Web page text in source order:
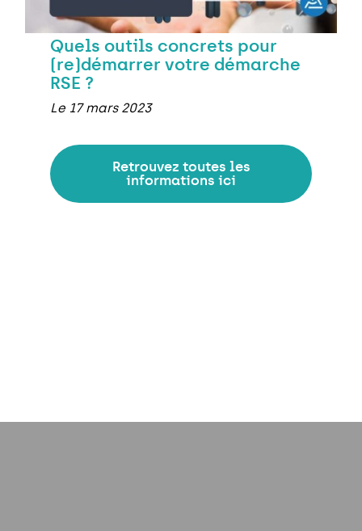
Quels outils concrets pour
(re)démarrer votre démarche
RSE ?
Le 17 mars 2023
Retrouvez toutes les
informations ici